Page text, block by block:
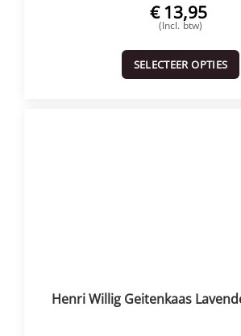
€ 13,95
(Incl. btw)
SELECTEER OPTIES
Henri Willig Geitenkaas